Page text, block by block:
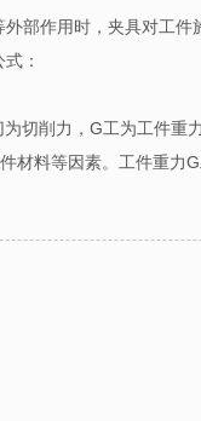
部作用时，夹具对工
：
为切削力， G工为工件重
材料等因素。工件重力G